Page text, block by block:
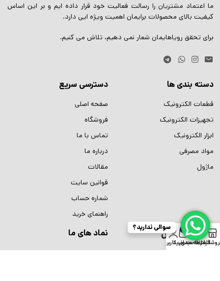
ما اعتماد مشتریان را رسالت فعالیت خود قرار داده ایم و بر این اساس
کیفیت بالای محصولات برایمان اهمیت ویژه ایی دارد.
برای تحقق رویاهایمان شعار نمی دهیم، تلاش می کنیم.
دسته بندی ها
قطعات الکترونیک
تجهیزات الکترونیک
ابزار الکترونیک
مواد مصرفی
ماژول
دسترسی سریع
صفحه اصلی
فروشگاه
تماس با ما
درباره ما
مقالات
قوانین سایت
شماره حساب
راهنمای خرید
اطلاعات تماس
02166753609
نماد های ما سوالی ندارید؟
فیلترها
علاقه مندی
سبد خرید
حساب کاربری من